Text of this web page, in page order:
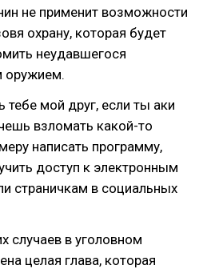
не применит возможности
охрану, которая будет
неудавшегося
оружием.
тебе мой друг, если ты аки
взломать какой-то
написать программу,
доступ к электронным
страничкам в социальных
случаев в уголовном
целая глава, которая